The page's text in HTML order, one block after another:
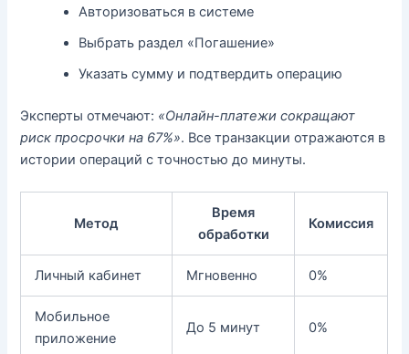
Авторизоваться в системе
Выбрать раздел «Погашение»
Указать сумму и подтвердить операцию
Эксперты отмечают: «Онлайн-платежи сокращают
риск просрочки на 67%». Все транзакции отражаются в
истории операций с точностью до минуты.
Метод
Время
обработки
Комиссия
Личный кабинет Мгновенно 0%
Мобильное
приложение
До 5 минут 0%